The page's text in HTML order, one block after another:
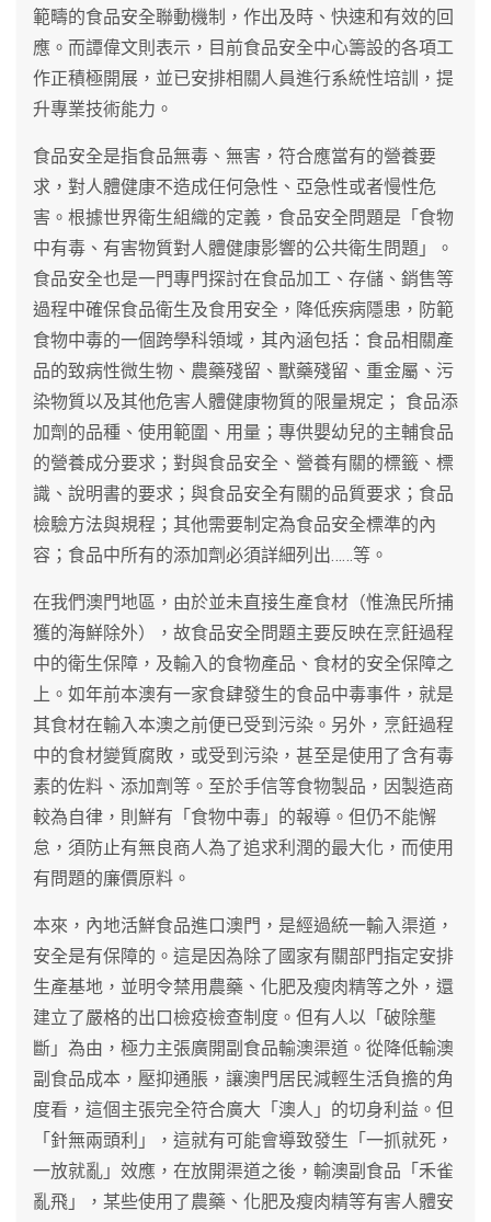
範疇的食品安全聯動機制，作出及時、快速和有效的回
應。而譚偉文則表示，目前食品安全中心籌設的各項工
作正積極開展，並已安排相關人員進行系統性培訓，提
升專業技術能力。
食品安全是指食品無毒、無害，符合應當有的營養要
求，對人體健康不造成任何急性、亞急性或者慢性危
害。根據世界衛生組織的定義，食品安全問題是「食物
中有毒、有害物質對人體健康影響的公共衛生問題」。
食品安全也是一門專門探討在食品加工、存儲、銷售等
過程中確保食品衛生及食用安全，降低疾病隱患，防範
食物中毒的一個跨學科領域，其內涵包括：食品相關產
品的致病性微生物、農藥殘留、獸藥殘留、重金屬、污
染物質以及其他危害人體健康物質的限量規定； 食品添
加劑的品種、使用範圍、用量；專供嬰幼兒的主輔食品
的營養成分要求；對與食品安全、營養有關的標籤、標
識、說明書的要求；與食品安全有關的品質要求；食品
檢驗方法與規程；其他需要制定為食品安全標準的內
容；食品中所有的添加劑必須詳細列出……等。
在我們澳門地區，由於並未直接生產食材（惟漁民所捕
獲的海鮮除外），故食品安全問題主要反映在烹飪過程
中的衛生保障，及輸入的食物產品、食材的安全保障之
上。如年前本澳有一家食肆發生的食品中毒事件，就是
其食材在輸入本澳之前便已受到污染。另外，烹飪過程
中的食材變質腐敗，或受到污染，甚至是使用了含有毒
素的佐料、添加劑等。至於手信等食物製品，因製造商
較為自律，則鮮有「食物中毒」的報導。但仍不能懈
怠，須防止有無良商人為了追求利潤的最大化，而使用
有問題的廉價原料。
本來，內地活鮮食品進口澳門，是經過統一輸入渠道，
安全是有保障的。這是因為除了國家有關部門指定安排
生產基地，並明令禁用農藥、化肥及瘦肉精等之外，還
建立了嚴格的出口檢疫檢查制度。但有人以「破除壟
斷」為由，極力主張廣開副食品輸澳渠道。從降低輸澳
副食品成本，壓抑通脹，讓澳門居民減輕生活負擔的角
度看，這個主張完全符合廣大「澳人」的切身利益。但
「針無兩頭利」，這就有可能會導致發生「一抓就死，
一放就亂」效應，在放開渠道之後，輸澳副食品「禾雀
亂飛」，某些使用了農藥、化肥及瘦肉精等有害人體安